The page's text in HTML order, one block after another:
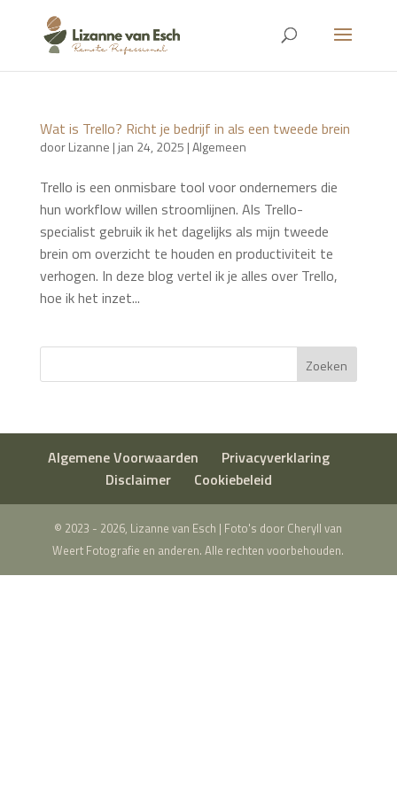
Wat is Trello? Richt je bedrijf in als een tweede brein
doorLizanne | jan 24, 2025 |Algemeen
Trello is een onmisbare tool voor ondernemers die
hun workflow willen stroomlijnen. Als Trello-
specialist gebruik ik het dagelijks als mijn tweede
brein om overzicht te houden en productiviteit te
verhogen. In deze blog vertel ik je alles over Trello,
hoe ik het inzet...
Zoeken
Algemene Voorwaarden
Privacyverklaring
Disclaimer
Cookiebeleid
© 2023 - 2026, Lizanne van Esch | Foto's door Cheryll van
Weert Fotografie en anderen. Alle rechten voorbehouden.